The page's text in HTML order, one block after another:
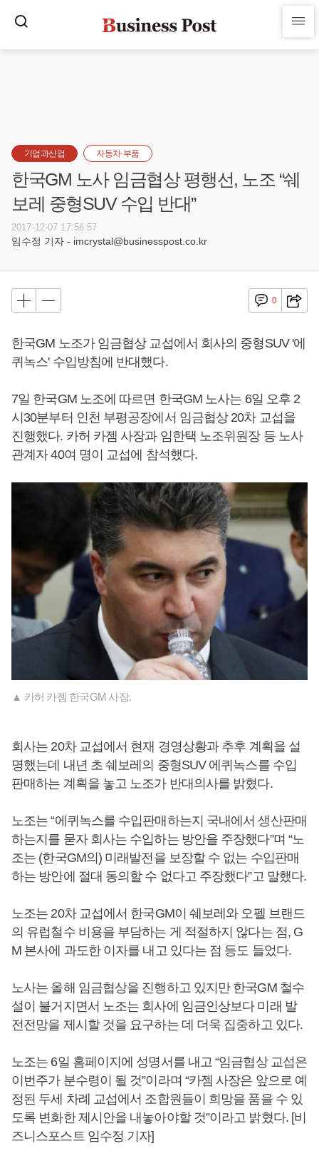
기업과산업 자동차·부품
한국GM 노사 임금협상 평행선, 노조 “쉐
보레 중형SUV 수입 반대”
2017-12-07 17:56:57
임수정 기자 - imcrystal@businesspost.co.kr
0
한국GM 노조가 임금협상 교섭에서 회사의 중형SUV '에
퀴녹스' 수입방침에 반대했다.
7일 한국GM 노조에 따르면 한국GM 노사는 6일 오후 2
시30분부터 인천 부평공장에서 임금협상 20차 교섭을
진행했다. 카허 카젬 사장과 임한택 노조위원장 등 노사
관계자 40여 명이 교섭에 참석했다.
▲ 카허 카젬 한국GM 사장.
회사는 20차 교섭에서 현재 경영상황과 추후 계획을 설
명했는데 내년 초 쉐보레의 중형SUV 에퀴녹스를 수입
판매하는 계획을 놓고 노조가 반대의사를 밝혔다.
노조는 “에퀴녹스를 수입판매하는지 국내에서 생산판매
하는지를 묻자 회사는 수입하는 방안을 주장했다”며 “노
조는 (한국GM의) 미래발전을 보장할 수 없는 수입판매
하는 방안에 절대 동의할 수 없다고 주장했다”고 말했다.
노조는 20차 교섭에서 한국GM이 쉐보레와 오펠 브랜드
의 유럽철수 비용을 부담하는 게 적절하지 않다는 점, G
M 본사에 과도한 이자를 내고 있다는 점 등도 들었다.
노사는 올해 임금협상을 진행하고 있지만 한국GM 철수
설이 불거지면서 노조는 회사에 임금인상보다 미래 발
전전망을 제시할 것을 요구하는 데 더욱 집중하고 있다.
노조는 6일 홈페이지에 성명서를 내고 “임금협상 교섭은
이번주가 분수령이 될 것”이라며 “카젬 사장은 앞으로 예
정된 두세 차례 교섭에서 조합원들이 희망을 품을 수 있
도록 변화한 제시안을 내놓아야할 것”이라고 밝혔다. [비
즈니스포스트 임수정 기자]